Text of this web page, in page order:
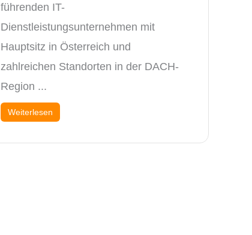
führenden IT-
Dienstleistungsunternehmen mit
Hauptsitz in Österreich und
zahlreichen Standorten in der DACH-
Region ...
Weiterlesen